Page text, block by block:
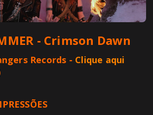
- Crimson Dawn
Records - Clique aqui